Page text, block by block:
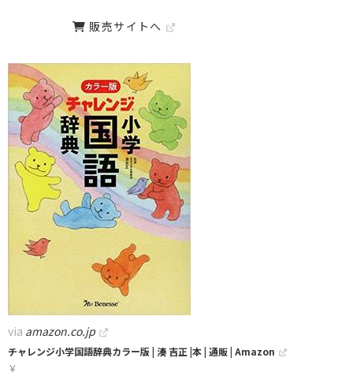
販売サイトへ
via amazon.co.jp
チャレンジ小学国語辞典カラー版 | 湊 吉正 |本 | 通販 | Amazon
￥